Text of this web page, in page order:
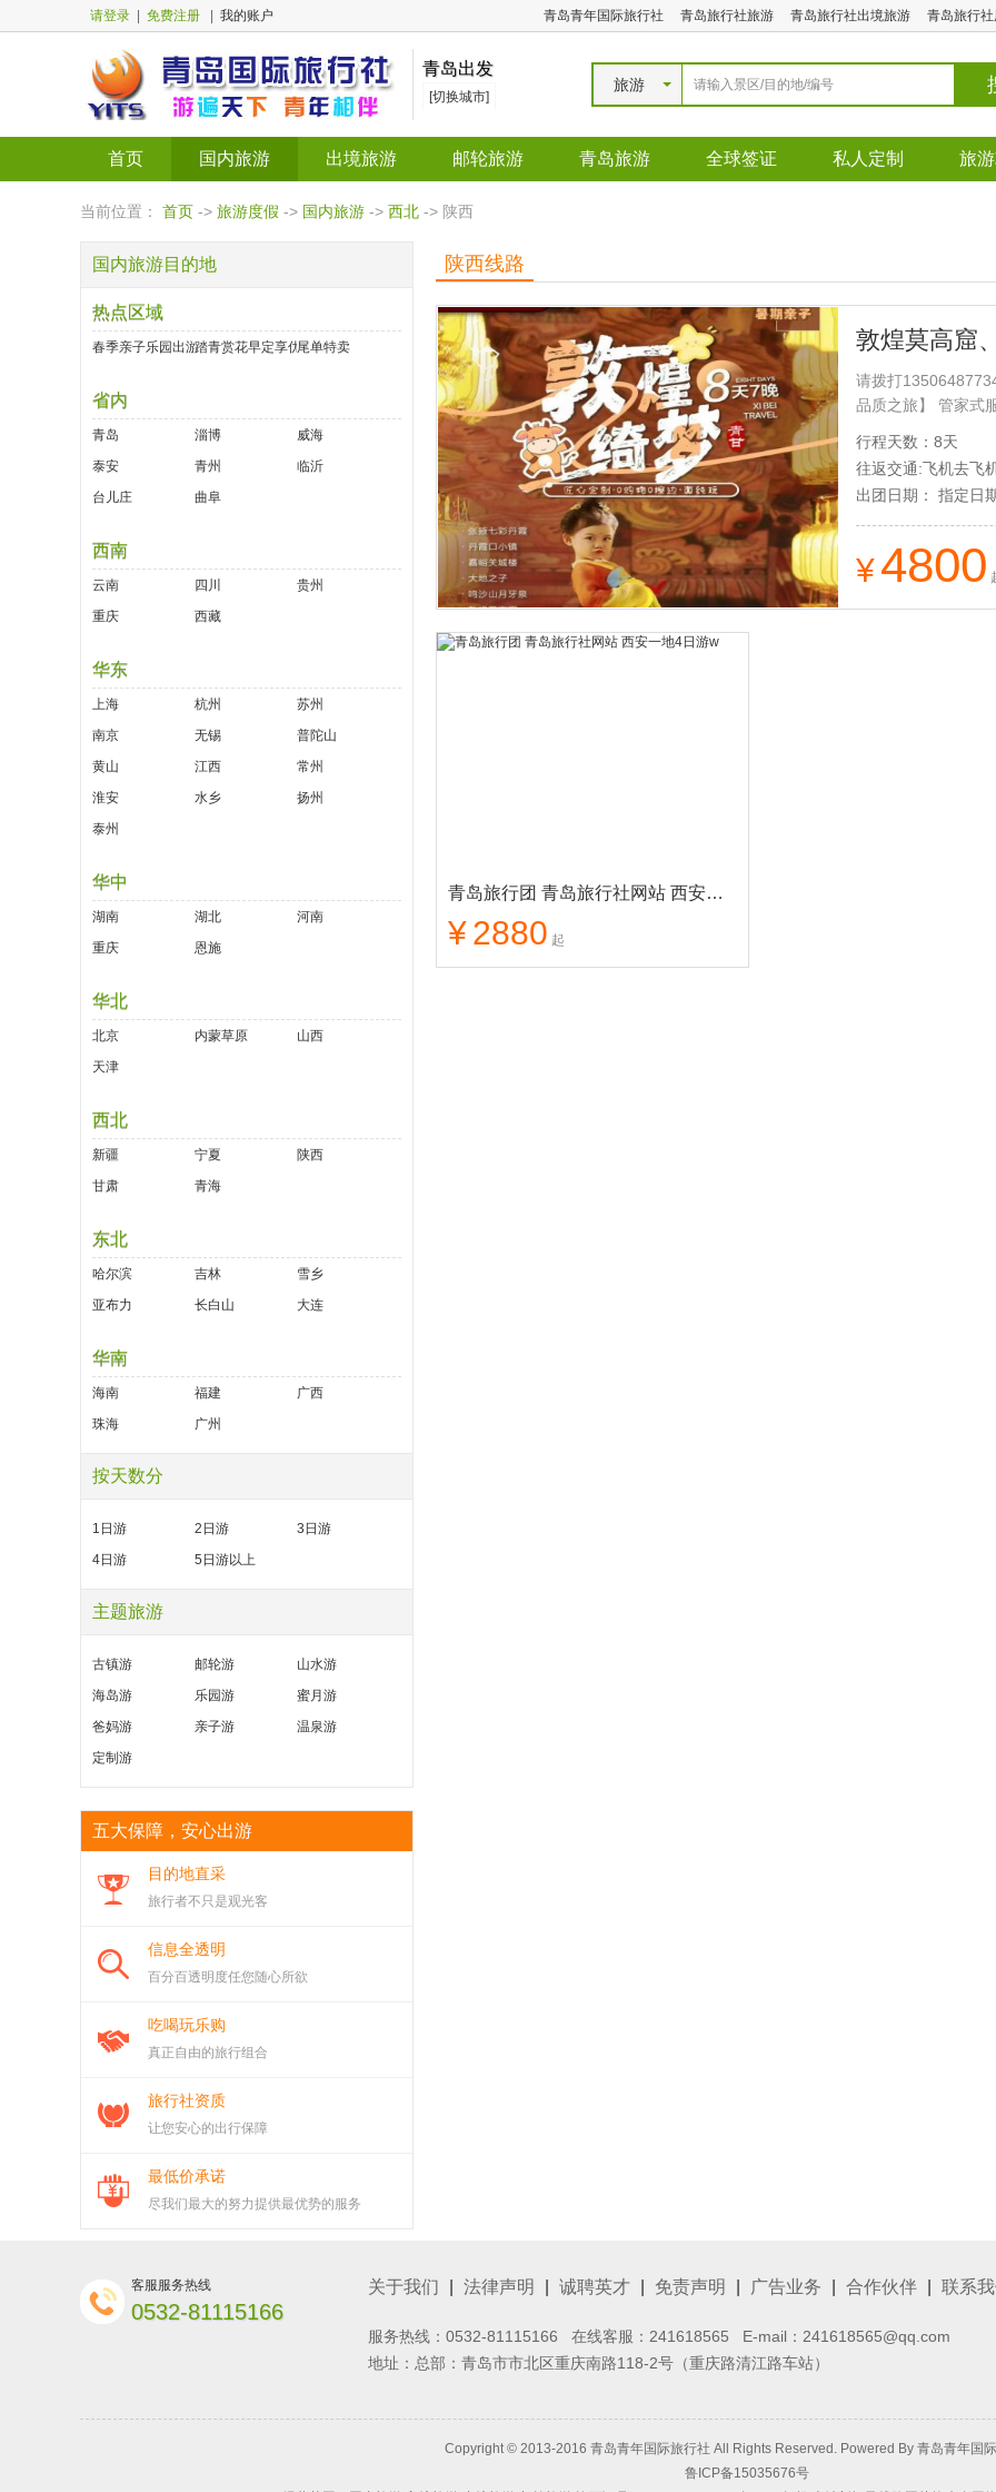
请登录 免费注册 我的账户 青岛青年国际旅行社 青岛旅行社旅游 青岛旅行社出境旅游 青岛旅行
青岛出发
[切换城市]
旅游
首页 国内旅游 出境旅游 邮轮旅游 青岛旅游 全球签证 私人定制 旅
当前位置： 首页 -> 旅游度假 -> 国内旅游 -> 西北 -> 陕西
国内旅游目的地
热点区域
春季亲子乐园出游好去处踏青赏花早定享优惠尾单特卖
省内
青岛 淄博
威海
泰安
青州
临沂
台儿庄
曲阜
西南
云南 四川
贵州
重庆
西藏
华东
上海 杭州
苏州
南京
无锡
普陀山
黄山
江西
常州
淮安
水乡
扬州
泰州
华中
湖南 湖北
河南
重庆
恩施
华北
北京 内蒙草原
山西
天津
西北
新疆 宁夏
陕西
甘肃
青海
东北
哈尔滨 吉林
雪乡
亚布力
长白山 大连
华南
海南 福建
广西
珠海
广州
按天数分
1日游 2日游
3日游
4日游
5日游以上
主题旅游
古镇游 邮轮游
山水游
海岛游
乐园游
蜜月游
爸妈游
亲子游
温泉游
定制游
五大保障，安心出游
目的地直采
旅行者不只是观光客
信息全透明
百分百透明度任您随心所欲
吃喝玩乐购
真正自由的旅行组合
旅行社资质
让您安心的出行保障
最低价承诺
尽我们最大的努力提供最优势的服务
陕西线路
请拨打
品质之旅】 管家式
景！ 【特色佳肴、
都是味蕾的升华；
的自然景观，最合
行程天数：8天
往返交通:飞机去飞
出团日期： 指定日
¥4800
青岛旅行团 青岛旅行社网站 西安一地4日游w
¥2880 起
客服服务热线
0532-81115166
关于我们 法律声明 诚聘英才 免责声明 广告业务 合作伙伴 联系
服务热线：0532-81115166 在线客服： 241618565 E-mail：241618565@qq.com
地址：总部：青岛市市北区重庆南路118-2号（重庆路清江路车站）
Copyright © 2013-2016 青岛青年国际旅行社 All Rights Reserved. Powered By 青岛青年国
鲁ICP备15035676号